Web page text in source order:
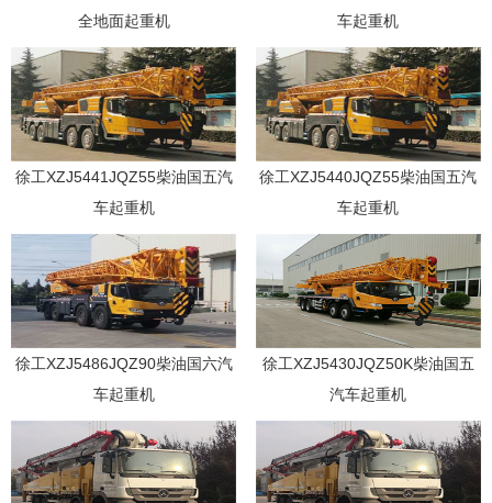
全地面起重机
车起重机
徐工XZJ5441JQZ55柴油国五汽
车起重机
徐工XZJ5440JQZ55柴油国五汽
车起重机
徐工XZJ5486JQZ90柴油国六汽
车起重机
徐工XZJ5430JQZ50K柴油国五
汽车起重机